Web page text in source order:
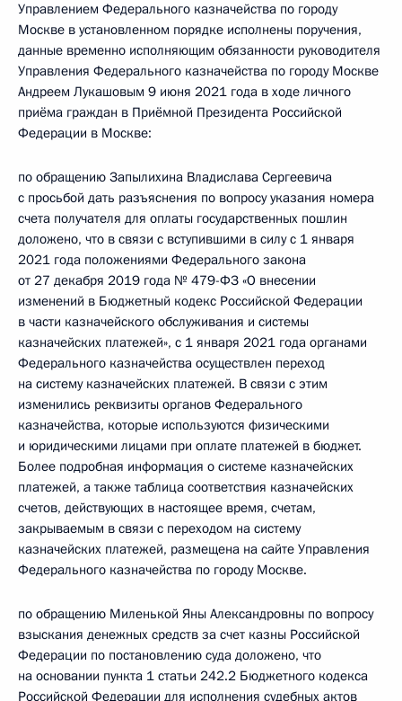
Управлением Федерального казначейства по городу
Москве в установленном порядке исполнены поручения,
данные временно исполняющим обязанности руководителя
Управления Федерального казначейства по городу Москве
Андреем Лукашовым 9 июня 2021 года в ходе личного
приёма граждан в Приёмной Президента Российской
Федерации в Москве:
по обращению Запылихина Владислава Сергеевича
с просьбой дать разъяснения по вопросу указания номера
счета получателя для оплаты государственных пошлин
доложено, что в связи с вступившими в силу с 1 января
2021 года положениями Федерального закона
от 27 декабря 2019 года № 479-ФЗ «О внесении
изменений в Бюджетный кодекс Российской Федерации
в части казначейского обслуживания и системы
казначейских платежей», с 1 января 2021 года органами
Федерального казначейства осуществлен переход
на систему казначейских платежей. В связи с этим
изменились реквизиты органов Федерального
казначейства, которые используются физическими
и юридическими лицами при оплате платежей в бюджет.
Более подробная информация о системе казначейских
платежей, а также таблица соответствия казначейских
счетов, действующих в настоящее время, счетам,
закрываемым в связи с переходом на систему
казначейских платежей, размещена на сайте Управления
Федерального казначейства по городу Москве.
по обращению Миленькой Яны Александровны по вопросу
взыскания денежных средств за счет казны Российской
Федерации по постановлению суда доложено, что
на основании пункта 1 статьи 242.2 Бюджетного кодекса
Российской Федерации для исполнения судебных актов